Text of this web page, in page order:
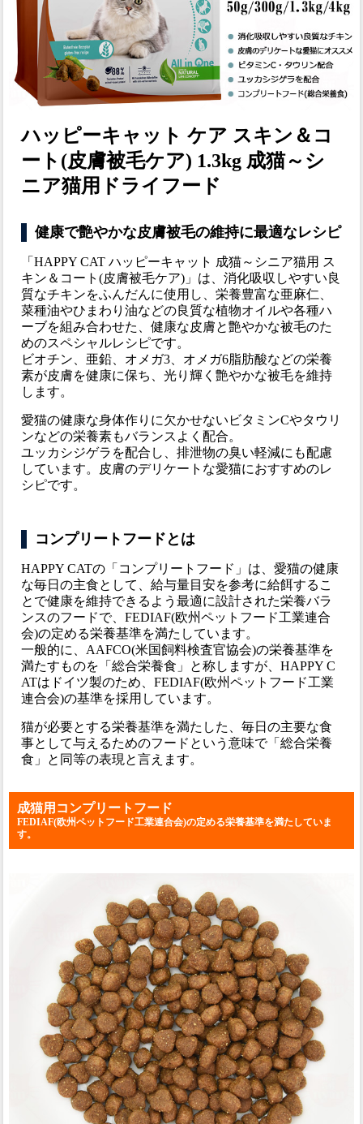
ハッピーキャット ケア スキン＆コ
ート(皮膚被毛ケア) 1.3kg 成猫～シ
ニア猫用ドライフード
健康で艶やかな皮膚被毛の維持に最適なレシピ
「HAPPY CAT ハッピーキャット 成猫～シニア猫用 ス
キン＆コート(皮膚被毛ケア)」は、消化吸収しやすい良
質なチキンをふんだんに使用し、栄養豊富な亜麻仁、
菜種油やひまわり油などの良質な植物オイルや各種ハ
ーブを組み合わせた、健康な皮膚と艶やかな被毛のた
めのスペシャルレシピです。
ビオチン、亜鉛、オメガ3、オメガ6脂肪酸などの栄養
素が皮膚を健康に保ち、光り輝く艶やかな被毛を維持
します。
愛猫の健康な身体作りに欠かせないビタミンCやタウリ
ンなどの栄養素もバランスよく配合。
ユッカシジゲラを配合し、排泄物の臭い軽減にも配慮
しています。皮膚のデリケートな愛猫におすすめのレ
シピです。
コンプリートフードとは
HAPPY CATの「コンプリートフード」は、愛猫の健康
な毎日の主食として、給与量目安を参考に給餌するこ
とで健康を維持できるよう最適に設計された栄養バラ
ンスのフードで、FEDIAF(欧州ペットフード工業連合
会)の定める栄養基準を満たしています。
一般的に、AAFCO(米国飼料検査官協会)の栄養基準を
満たすものを「総合栄養食」と称しますが、HAPPY C
ATはドイツ製のため、FEDIAF(欧州ペットフード工業
連合会)の基準を採用しています。
猫が必要とする栄養基準を満たした、毎日の主要な食
事として与えるためのフードという意味で「総合栄養
食」と同等の表現と言えます。
成猫用コンプリートフード
FEDIAF(欧州ペットフード工業連合会)の定める栄養基準を満たしていま
す。